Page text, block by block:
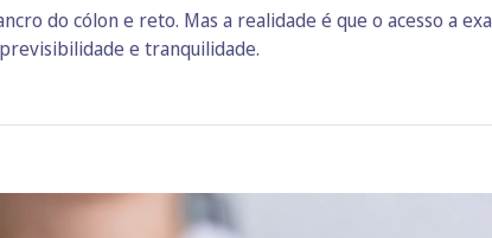
do cólon e reto. Mas a realidade é que o acesso a
e tranquilidade.